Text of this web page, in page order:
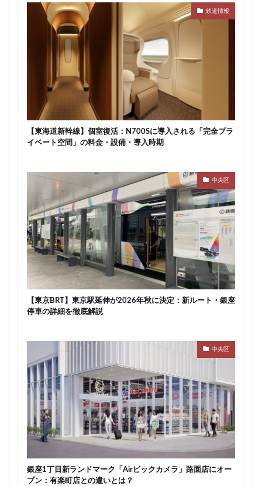
鉄道情報
【東海道新幹線】個室復活：N700Sに導入される「完全プラ
イベート空間」の料金・設備・導入時期
中央区
【東京BRT】東京駅延伸が2026年秋に決定：新ルート・銀座
停車の詳細を徹底解説
中央区
銀座1丁目新ランドマーク「Airビックカメラ」路面店にオー
プン：有楽町店との違いとは？